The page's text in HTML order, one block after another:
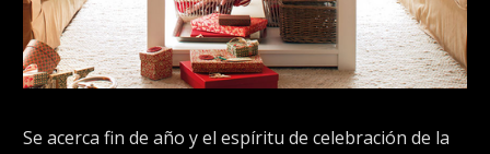
Se acerca fin de año y el espíritu de celebración de la